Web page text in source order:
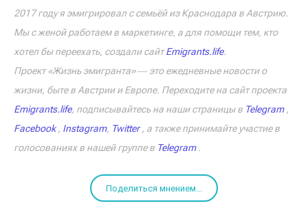
2017 году я эмигрировал с семьёй из Краснодара в Австрию.
Мы с женой работаем в маркетинге, а для помощи тем, кто
хотел бы переехать, создали сайтEmigrants.life.
Проект «Жизнь эмигранта» ― это ежедневные новости о
жизни, быте в Австрии и Европе. Переходите на сайт проекта
Emigrants.life, подписывайтесь на наши страницы в Telegram,
Facebook, Instagram, Twitter, а также принимайте участие в
голосованиях в нашей группе в Telegram.
Поделиться мнением...